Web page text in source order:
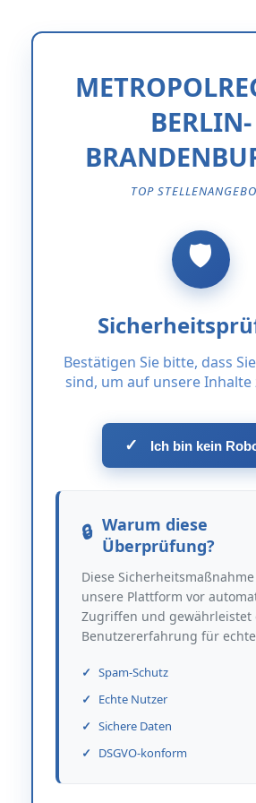
BERLIN-
TOP
Bestätigen Sie bitte, dass
sind, um auf unsere
✓ Ich bin kein
Warum diese
Überprüfung?
Diese
unsere Plattform vor
Zugriffen und gewährleistet
Benutzererfahrung für
Spam-Schutz
Echte Nutzer
Sichere Daten
DSGVO-konform